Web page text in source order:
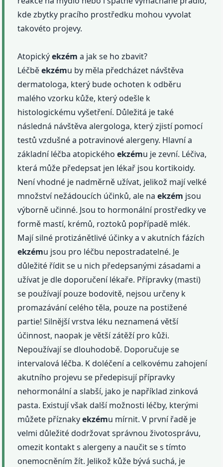
kde zbytky pracího prostředku mohou vyvolat
takovéto projevy.
Atopickýekzém a jak se ho zbavit?
Léčběekzému by měla předcházet návštěva
dermatologa, který bude ochoten k odběru
malého vzorku kůže, který odešle k
histologickému vyšetření. Důležitá je také
následná návštěva alergologa, který zjistí pomocí
testů vzdušné a potravinové alergeny. Hlavní a
základní léčba atopickéhoekzému je zevní. Léčiva,
která může předepsat jen lékař jsou kortikoidy.
Není vhodné je nadměrně užívat, jelikož mají velké
množství nežádoucích účinků, ale naekzém jsou
výborně učinné. Jsou to hormonální prostředky ve
formě mastí, krémů, roztoků popřípadě mlék.
Mají silné protizánětlivé účinky a v akutních fázích
ekzému jsou pro léčbu nepostradatelné. Je
důležité řídit se u nich předepsanými zásadami a
užívat je dle doporučení lékaře. Přípravky (masti)
se používají pouze bodovitě, nejsou určeny k
promazávání celého těla, pouze na postižené
partie! Silnější vrstva léku neznamená větší
účinnost, naopak je větší zátěží pro kůži.
Nepoužívají se dlouhodobě. Doporučuje se
intervalová léčba. K doléčení a celkovému zahojení
akutního projevu se předepisují přípravky
nehormonální a slabší, jako je například zinková
pasta. Existují však další možnosti léčby, kterými
můžete příznakyekzému mírnit. V první řadě je
velmi důležité dodržovat správnou životosprávu,
omezit kontakt s alergeny a naučit se s tímto
onemocněním žít. Jelikož kůže bývá suchá, je